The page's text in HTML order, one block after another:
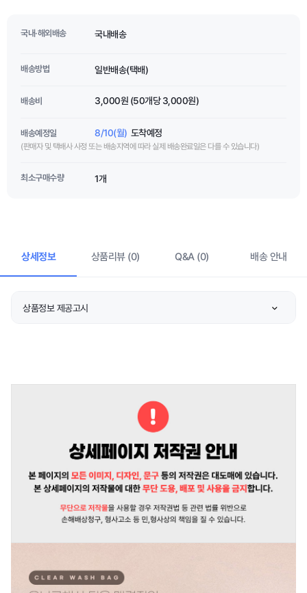
국내·해외배송 국내배송
배송방법 일반배송(택배)
배송비 3,000원 (50개당 3,000원)
배송예정일 8/10(월) 도착예정
(판매자 및 택배사 사정 또는 배송지역에 따라 실제 배송완료일은 다를 수 있습니다)
최소구매수량 1개
상세정보 상품리뷰 (0) Q&A (0) 배송 안내
상품정보 제공고시
상품 상세설명 참조
관련 연락처 상품 상세설명 참조
주문후 예상 배송기간 상품 상세설명 참조